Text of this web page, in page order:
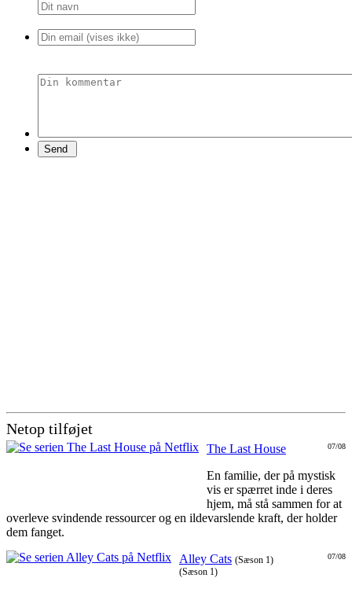
Netop tilføjet
07/08
The Last House
En familie, der på mystisk
vis er spærret inde i deres
hjem, må stå sammen for at
overleve svindende ressourcer og en ildevarslende kraft, der holder
dem fanget.
07/08
Alley Cats (Sæson 1)
(Sæson 1)